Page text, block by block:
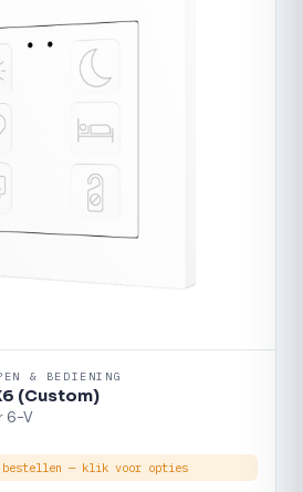
& BEDIENING
(Custom)
6-V
bestellen — klik voor opties